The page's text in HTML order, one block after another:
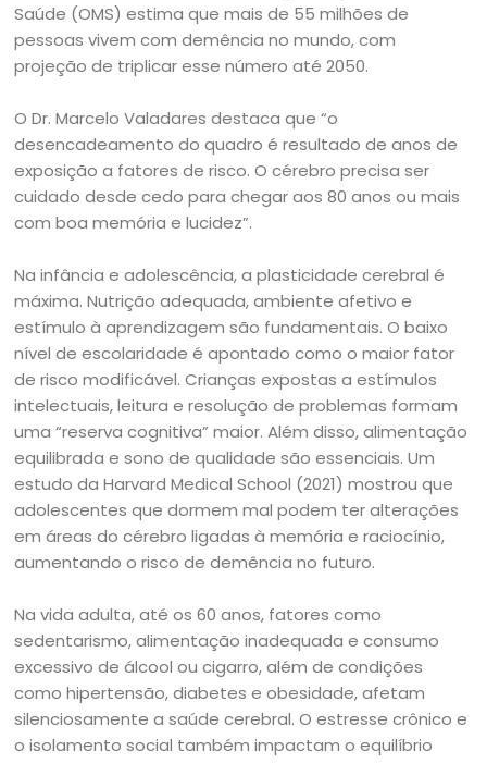
Saúde (OMS) estima que mais de 55 milhões de
pessoas vivem com demência no mundo, com
projeção de triplicar esse número até 2050.
O Dr. Marcelo Valadares destaca que “o
desencadeamento do quadro é resultado de anos de
exposição a fatores de risco. O cérebro precisa ser
cuidado desde cedo para chegar aos 80 anos ou mais
com boa memória e lucidez”.
Na infância e adolescência, a plasticidade cerebral é
máxima. Nutrição adequada, ambiente afetivo e
estímulo à aprendizagem são fundamentais. O baixo
nível de escolaridade é apontado como o maior fator
de risco modificável. Crianças expostas a estímulos
intelectuais, leitura e resolução de problemas formam
uma “reserva cognitiva” maior. Além disso, alimentação
equilibrada e sono de qualidade são essenciais. Um
estudo da Harvard Medical School (2021) mostrou que
adolescentes que dormem mal podem ter alterações
em áreas do cérebro ligadas à memória e raciocínio,
aumentando o risco de demência no futuro.
Na vida adulta, até os 60 anos, fatores como
sedentarismo, alimentação inadequada e consumo
excessivo de álcool ou cigarro, além de condições
como hipertensão, diabetes e obesidade, afetam
silenciosamente a saúde cerebral. O estresse crônico e
o isolamento social também impactam o equilíbrio